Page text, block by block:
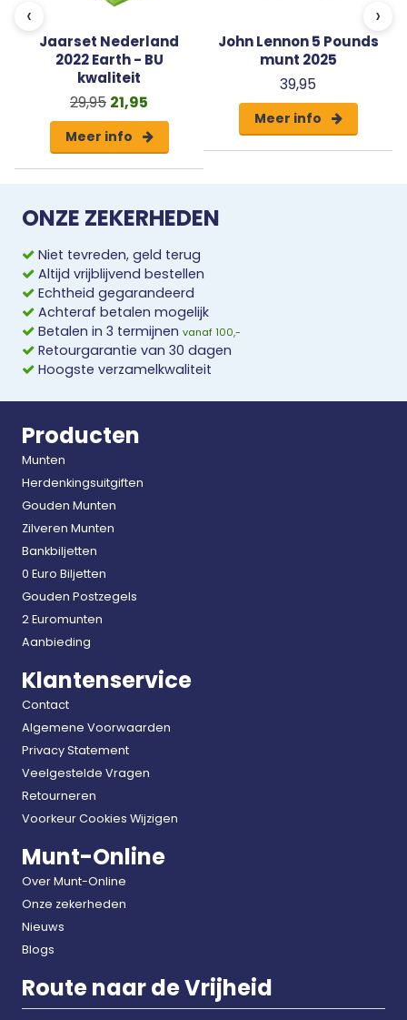
‹
Jaarset Nederland
2022 Earth - BU
kwaliteit
29,95 21,95
Meer info
John Lennon 5 Pounds
munt 2025
39,95
Meer info
›
ONZE ZEKERHEDEN
Niet tevreden, geld terug
Altijd vrijblijvend bestellen
Echtheid gegarandeerd
Achteraf betalen mogelijk
Betalen in 3 termijnen vanaf 100,-
Retourgarantie van 30 dagen
Hoogste verzamelkwaliteit
Producten
Munten
Herdenkingsuitgiften
Gouden Munten
Zilveren Munten
Bankbiljetten
0 Euro Biljetten
Gouden Postzegels
2 Euromunten
Aanbieding
Klantenservice
Contact
Algemene Voorwaarden
Privacy Statement
Veelgestelde Vragen
Retourneren
Voorkeur Cookies Wijzigen
Munt-Online
Over Munt-Online
Onze zekerheden
Nieuws
Blogs
Route naar de Vrijheid